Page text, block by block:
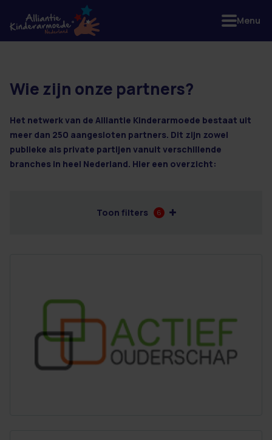
55 resultaten
Wie zijn onze partners?
Het netwerk van de Alliantie Kinderarmoede bestaat uit
meer dan 250 aangesloten partners. Dit zijn zowel
publieke als private partijen vanuit verschillende
branches in heel Nederland. Hier een overzicht:
Toon filters 6
Menu